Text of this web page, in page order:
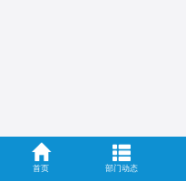
首页 部门动态